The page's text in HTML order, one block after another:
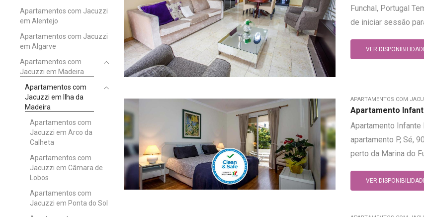
Funchal, Portugal
de iniciar sessão
VER
APARTAMENTOS COM
Apartamento
Apartamento Infante
apartamento P, Sé,
perto da Marina do
VER
Apartamentos com Jacuzzi
em Alentejo
Apartamentos com Jacuzzi
em Algarve
Apartamentos com
Jacuzzi em Madeira
Apartamentos com
Jacuzzi em Ilha da
Madeira
Apartamentos com
Jacuzzi em Arco da
Calheta
Apartamentos com
Jacuzzi em Câmara de
Lobos
Apartamentos com
Jacuzzi em Ponta do Sol